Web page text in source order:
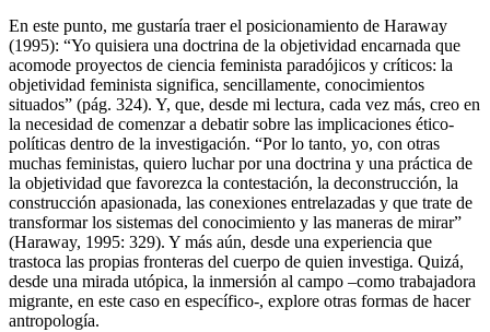
En este punto, me gustaría traer el posicionamiento de Haraway
(1995): “Yo quisiera una doctrina de la objetividad encarnada que
acomode proyectos de ciencia feminista paradójicos y críticos: la
objetividad feminista significa, sencillamente, conocimientos
situados” (pág. 324). Y, que, desde mi lectura, cada vez más, creo en
la necesidad de comenzar a debatir sobre las implicaciones ético-
políticas dentro de la investigación. “Por lo tanto, yo, con otras
muchas feministas, quiero luchar por una doctrina y una práctica de
la objetividad que favorezca la contestación, la deconstrucción, la
construcción apasionada, las conexiones entrelazadas y que trate de
transformar los sistemas del conocimiento y las maneras de mirar”
(Haraway, 1995: 329). Y más aún, desde una experiencia que
trastoca las propias fronteras del cuerpo de quien investiga. Quizá,
desde una mirada utópica, la inmersión al campo –como trabajadora
migrante, en este caso en específico-, explore otras formas de hacer
antropología.